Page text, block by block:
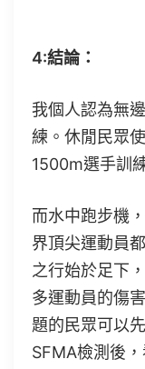
4:結論：
我個人認為無
練。休閒民眾
1500m選手訓
而水中跑步機
界頂尖運動員
之行始於足下
多運動員的傷
題的民眾可以
SFMA檢測後